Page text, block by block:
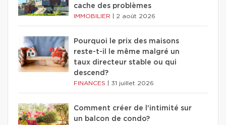
cache des problèmes
IMMOBILIER 2 août 2026
Pourquoi le prix des maisons
reste-t-il le même malgré un
taux directeur stable ou qui
descend?
FINANCES 31 juillet 2026
Comment créer de l'intimité sur
un balcon de condo?